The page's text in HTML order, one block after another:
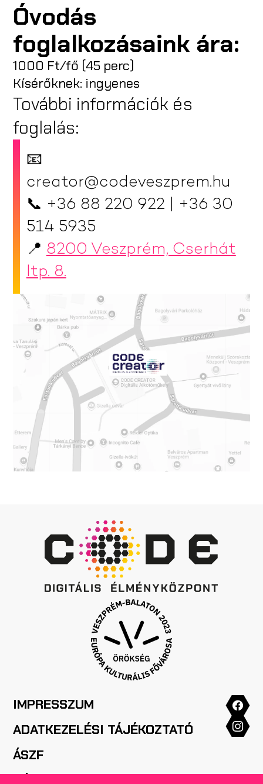
Óvodás
foglalkozásaink ára:
1000 Ft/fő (45 perc)
Kísérőknek: ingyenes
További információk és
foglalás:
📧
creator@codeveszprem.hu
📞 +36 88 220 922 | +36 30
514 5935
📍 8200 Veszprém, Cserhát
ltp. 8.
IMPRESSZUM
ADATKEZELÉSI TÁJÉKOZTATÓ
ÁSZF